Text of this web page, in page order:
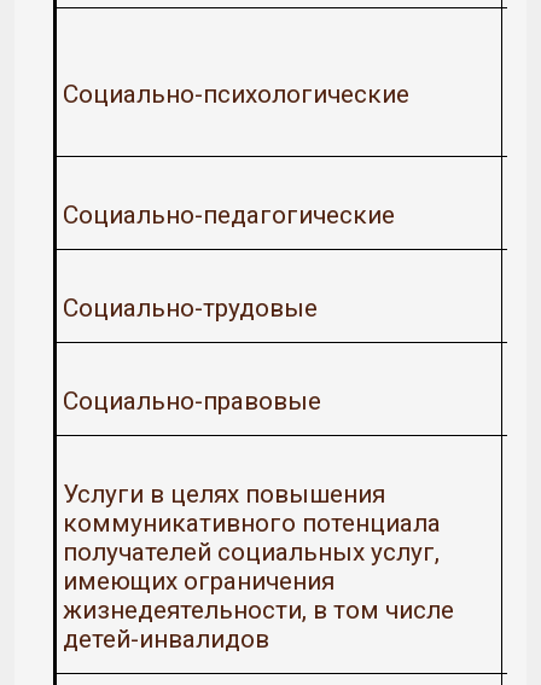
Социально-психологические
Социально-педагогические
Социально-трудовые
Социально-правовые
Услуги в целях повышения
коммуникативного потенциала
получателей социальных услуг,
имеющих ограничения
жизнедеятельности, в том числе
детей-инвалидов